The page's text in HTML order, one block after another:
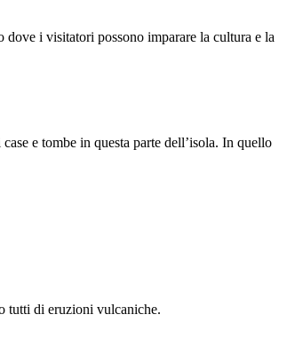
dove i visitatori possono imparare la cultura e la
e tombe in questa parte dell’isola. In quello
tutti di eruzioni vulcaniche.